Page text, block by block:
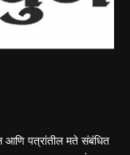
आणि पत्रांतील मते संबंधित